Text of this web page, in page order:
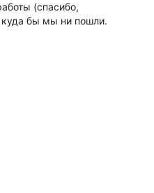
(спасибо,
куда бы мы ни пошли.